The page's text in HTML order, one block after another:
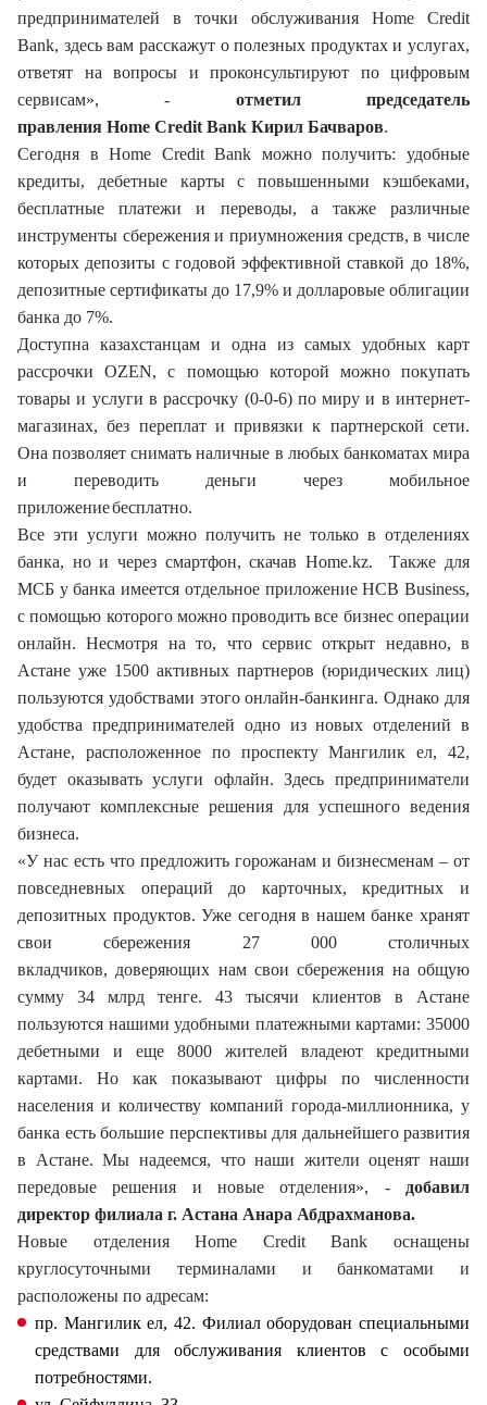
предпринимателей в точки обслуживания
Home Credit
Bank, здесь вам расскажут о полезных продуктах и услугах,
ответят на вопросы и проконсультируют по цифровым
сервисам», - отметил председатель
правления Home Credit Bank Кирил Бачваров.
Сегодня в Home Credit Bank можно получить: удобные
кредиты, дебетные карты с повышенными кэшбеками,
бесплатные платежи и переводы, а также различные
инструменты сбережения и приумножения средств, в числе
которых депозиты с годовой эффективной ставкой до 18%,
депозитные сертификаты до 17,9% и долларовые облигации
банка до 7%.
Доступна казахстанцам и одна из самых удобных карт
рассрочки OZEN, с помощью которой можно покупать
товары и услуги в рассрочку (0-0-6) по миру и в интернет-
магазинах, без переплат и привязки к партнерской сети.
Она позволяет снимать наличные в любых банкоматах мира
и переводить деньги через мобильное
приложениебесплатно.
Все эти услуги можно получить не только в отделениях
банка, но и через смартфон, скачав Home.kz. Также для
МСБ у банка имеется отдельное приложение HCB Business,
с помощью которого можно проводить все бизнес операции
онлайн. Несмотря на то, что сервис открыт недавно, в
Астане уже 1500 активных партнеров (юридических лиц)
пользуются удобствами этого онлайн-банкинга. Однако для
удобства предпринимателей одно из новых отделений в
Астане, расположенное по проспекту Мангилик ел, 42,
будет оказывать услуги офлайн. Здесь предприниматели
получают комплексные решения для успешного ведения
бизнеса.
«У нас есть что предложить горожанам и бизнесменам – от
повседневных операций до карточных, кредитных и
депозитных продуктов. Уже сегодня в нашем банке хранят
свои сбережения 27 000 столичных
вкладчиков, доверяющих нам свои сбережения на общую
сумму 34 млрд тенге. 43 тысячи клиентов в Астане
пользуются нашими удобными платежными картами: 35000
дебетными и еще 8000 жителей владеют кредитными
картами. Но как показывают цифры по численности
населения и количеству компаний города-миллионника, у
банка есть большие перспективы для дальнейшего развития
в Астане. Мы надеемся, что наши жители оценят наши
передовые решения и новые отделения», - добавил
директор филиала г. Астана Анара Абдрахманова.
Новые отделения Home Credit Bank оснащены
круглосуточными терминалами и банкоматами и
расположены по адресам:
пр. Мангилик ел, 42. Филиал оборудован специальными
средствами для обслуживания клиентов с особыми
потребностями.